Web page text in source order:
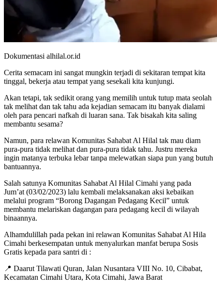
Dokumentasi alhilal.or.id
Cerita semacam ini sangat mungkin terjadi di sekitaran tempat kita
tinggal, bekerja atau tempat yang sesekali kita kunjungi.
Akan tetapi, tak sedikit orang yang memilih untuk tutup mata seolah
tak melihat dan tak tahu ada kejadian semacam itu banyak dialami
oleh para pencari nafkah di luaran sana. Tak bisakah kita saling
membantu sesama?
Namun, para relawan Komunitas Sahabat Al Hilal tak mau diam
pura-pura tidak melihat dan pura-pura tidak tahu. Justru mereka
ingin matanya terbuka lebar tanpa melewatkan siapa pun yang butuh
bantuannya.
Salah satunya Komunitas Sahabat Al Hilal Cimahi yang pada
Jum’at (03/02/2023) lalu kembali melaksanakan aksi kebaikan
melalui program “Borong Dagangan Pedagang Kecil” untuk
membantu melariskan dagangan para pedagang kecil di wilayah
binaannya.
Alhamdulillah pada pekan ini relawan Komunitas Sahabat Al Hila
Cimahi berkesempatan untuk menyalurkan manfat berupa Sosis
Gratis kepada para santri di :
📍 Daarut Tilawati Quran, Jalan Nusantara VIII No. 10, Cibabat,
Kecamatan Cimahi Utara, Kota Cimahi, Jawa Barat